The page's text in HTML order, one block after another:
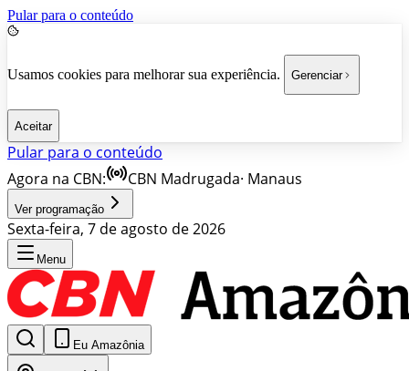
Pular para o conteúdo
Usamos cookies para melhorar sua experiência. Gerenciar
Aceitar
Pular para o conteúdo
Agora na CBN:
CBN Madrugada· Manaus
Ver programação
Sexta-feira, 7 de agosto de 2026
Menu
Eu Amazônia